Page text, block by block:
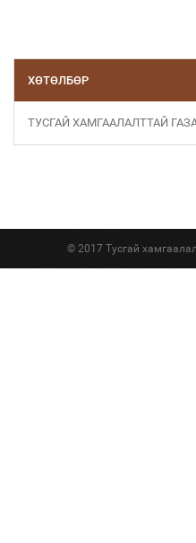
ХӨТӨЛБӨР
ТУСГАЙ ХАМГААЛАЛТТАЙ
© 2017 Тусгай